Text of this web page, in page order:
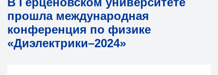
прошла международная
конференция по физике
«Диэлектрики–2024»